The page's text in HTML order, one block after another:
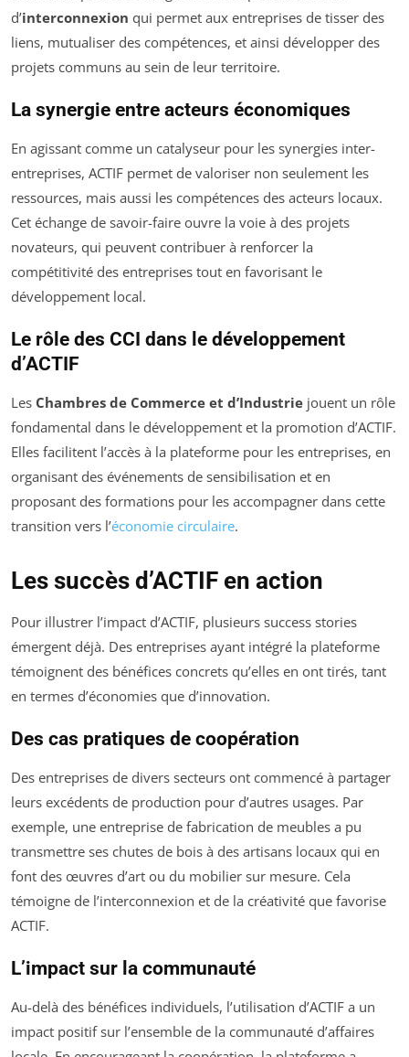
d’interconnexion qui permet aux entreprises de tisser des
liens, mutualiser des compétences, et ainsi développer des
projets communs au sein de leur territoire.
La synergie entre acteurs économiques
En agissant comme un catalyseur pour les synergies inter-
entreprises, ACTIF permet de valoriser non seulement les
ressources, mais aussi les compétences des acteurs locaux.
Cet échange de savoir-faire ouvre la voie à des projets
novateurs, qui peuvent contribuer à renforcer la
compétitivité des entreprises tout en favorisant le
développement local.
Le rôle des CCI dans le développement
d’ACTIF
Les Chambres de Commerce et d’Industrie jouent un rôle
fondamental dans le développement et la promotion d’ACTIF.
Elles facilitent l’accès à la plateforme pour les entreprises, en
organisant des événements de sensibilisation et en
proposant des formations pour les accompagner dans cette
transition vers l’économie circulaire.
Les succès d’ACTIF en action
Pour illustrer l’impact d’ACTIF, plusieurs success stories
émergent déjà. Des entreprises ayant intégré la plateforme
témoignent des bénéfices concrets qu’elles en ont tirés, tant
en termes d’économies que d’innovation.
Des cas pratiques de coopération
Des entreprises de divers secteurs ont commencé à partager
leurs excédents de production pour d’autres usages. Par
exemple, une entreprise de fabrication de meubles a pu
transmettre ses chutes de bois à des artisans locaux qui en
font des œuvres d’art ou du mobilier sur mesure. Cela
témoigne de l’interconnexion et de la créativité que favorise
ACTIF.
L’impact sur la communauté
Au-delà des bénéfices individuels, l’utilisation d’ACTIF a un
impact positif sur l’ensemble de la communauté d’affaires